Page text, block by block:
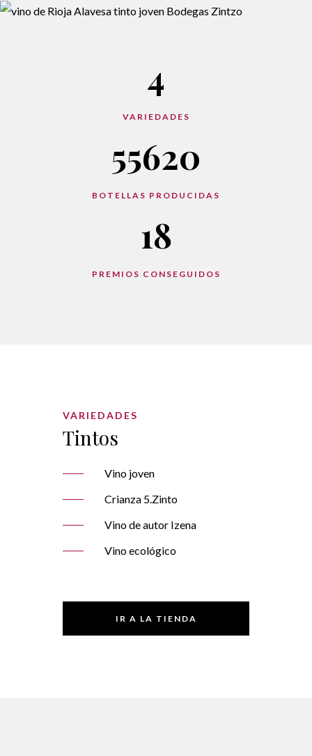
4
VARIEDADES
55620
BOTELLAS PRODUCIDAS
18
PREMIOS CONSEGUIDOS
VARIEDADES
Tintos
Vino joven
Crianza 5.Zinto
Vino de autor Izena
Vino ecológico
IR A LA TIENDA